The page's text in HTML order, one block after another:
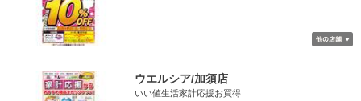
ウエルシア/加須店
いい値生活家計応援お買得